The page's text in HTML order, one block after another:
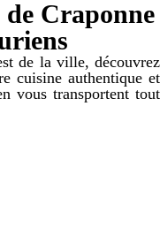
de Craponne
de la ville, découvrez
cuisine authentique et
vous transportent tout